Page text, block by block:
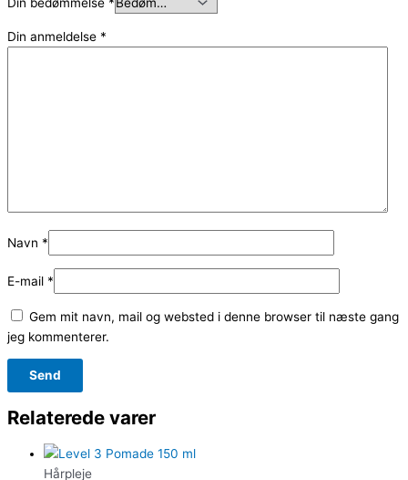
Din anmeldelse *
Navn *
E-mail *
Gem mit navn, mail og websted i denne browser til næste gang
jeg kommenterer.
Relaterede varer
Hårpleje